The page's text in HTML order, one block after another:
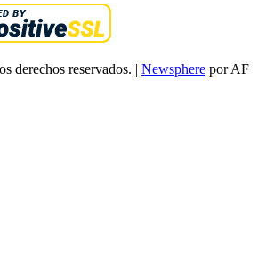
derechos reservados. | Newsphere por AF